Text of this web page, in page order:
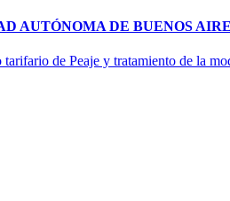
AUTÓNOMA DE BUENOS
de Peaje y tratamiento de la